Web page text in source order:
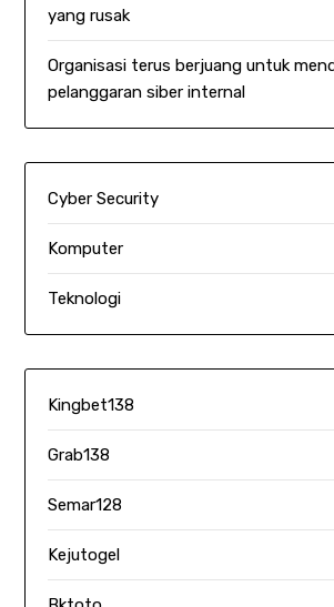
yang rusak
Organisasi terus berjuang untuk
pelanggaran siber internal
Cyber Security
Komputer
Teknologi
Kingbet138
Grab138
Semar128
Kejutogel